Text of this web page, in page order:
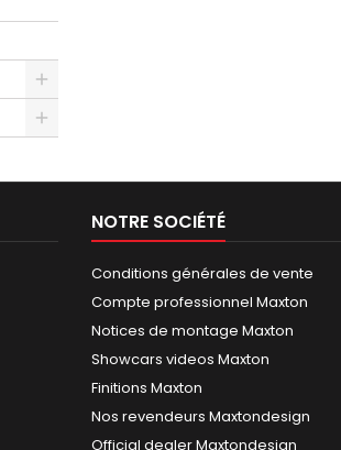
NOTRE SOCIÉTÉ
Conditions générales de vente
Compte professionnel Maxton
Notices de montage Maxton
Showcars videos Maxton
Finitions Maxton
Nos revendeurs Maxtondesign
Official dealer Maxtondesign